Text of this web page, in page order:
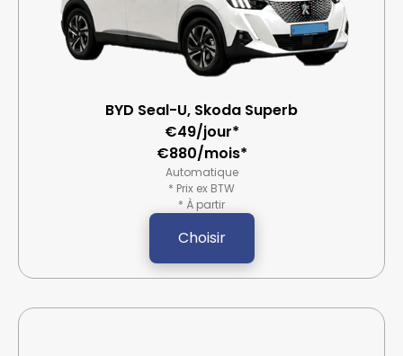
BYD Seal-U, Skoda Superb
€49/jour*
€880/mois*
Automatique
* Prix ex BTW
* À partir
Choisir